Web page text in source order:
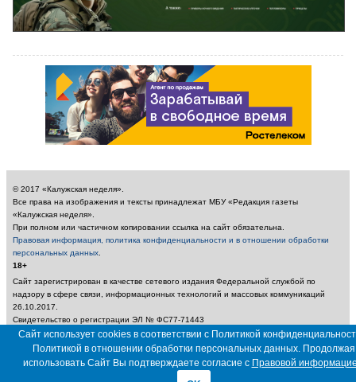
© 2017 «Калужская неделя».
Все права на изображения и тексты принадлежат МБУ «Редакция газеты
«Калужская неделя».
При полном или частичном копировании ссылка на сайт обязательна.
Правовая информация, политика конфиденциальности и в отношении обработки
персональных данных.
18+
Сайт зарегистрирован в качестве сетевого издания Федеральной службой по
надзору в сфере связи, информационных технологий и массовых коммуникаций
26.10.2017.
Свидетельство о регистрации ЭЛ № ФС77-71443
Учредитель: Муниципальное бюджетное учреждение «Редакция газеты «Калужская
неделя»
Главный редактор: Амбарцумян А. Ю. / Электронный адрес редакции:
nedelya_kaluga@adm.kaluga.ru / Телефон редакции: 400-424
Сайт использует cookies в соответствии с Политикой
Политикой в отношении обработки персональных данных. Продолжая
использовать Сайт Вы подтверждаете согласие с Правовой